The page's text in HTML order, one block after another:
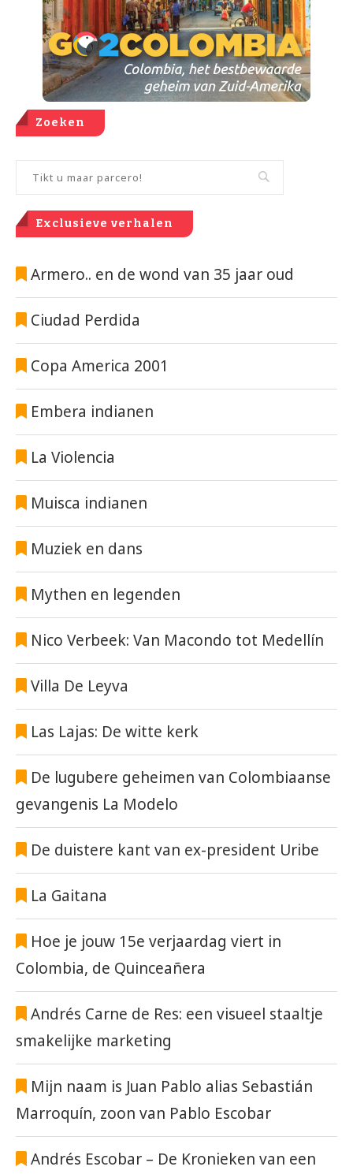
Zoeken
Exclusieve verhalen
Armero.. en de wond van 35 jaar oud
Ciudad Perdida
Copa America 2001
Embera indianen
La Violencia
Muisca indianen
Muziek en dans
Mythen en legenden
Nico Verbeek: Van Macondo tot Medellín
Villa De Leyva
Las Lajas: De witte kerk
De lugubere geheimen van Colombiaanse
gevangenis La Modelo
De duistere kant van ex-president Uribe
La Gaitana
Hoe je jouw 15e verjaardag viert in
Colombia, de Quinceañera
Andrés Carne de Res: een visueel staaltje
smakelijke marketing
Mijn naam is Juan Pablo alias Sebastián
Marroquín, zoon van Pablo Escobar
Andrés Escobar – De Kronieken van een